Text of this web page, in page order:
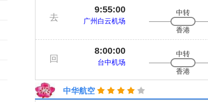
去
9:55:00
广州白云机场
中转
香港
回
8:00:00
台中机场
中转
香港
中华航空